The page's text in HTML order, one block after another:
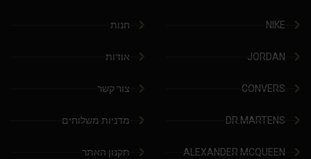
NIKE
JORDAN
CONVERS
DR.MARTENS
ALEXANDER MCQUEEN
חנות
אודות
צור קשר
מדניות משלוחים
תקנון האתר